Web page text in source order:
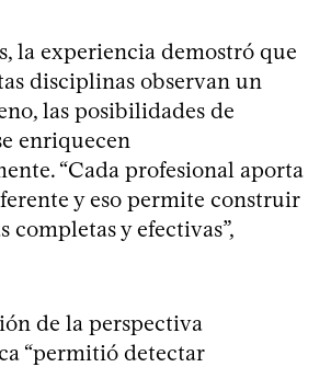
la experiencia demostró que
disciplinas observan un
las posibilidades de
enriquecen
“Cada profesional aporta
y eso permite construir
completas y efectivas”,
de la perspectiva
“permitió detectar